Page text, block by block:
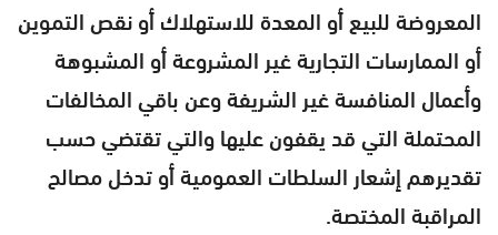
المعروضة للبيع أو المعدة للاستهلاك أو نقص التموين
أو الممارسات التجارية غير المشروعة أو المشبوهة
وأعمال المنافسة غير الشريفة وعن باقي المخالفات
المحتملة التي قد يقفون عليها والتي تقتضي حسب
تقديرهم إشعار السلطات العمومية أو تدخل مصالح
المراقبة المختصة.